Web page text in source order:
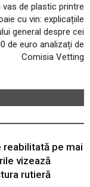
vas de plastic printre
cu vin: explicațiile
general despre cei
de euro analizați de
Comisia Vetting
reabilitată pe mai
vizează
rutieră